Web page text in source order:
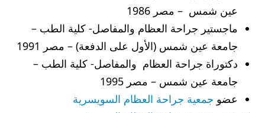
عين شمس – مصر 1986
ماجستير جراحة العظام والمفاصل- كلية الطب –
جامعة عين شمس (الأول على الدفعة) – مصر 1991
دكتوراة جراحة العظام والمفاصل- كلية الطب –
جامعة عين شمس – مصر 1995
عضو جمعية جراحة العظام السويسرية